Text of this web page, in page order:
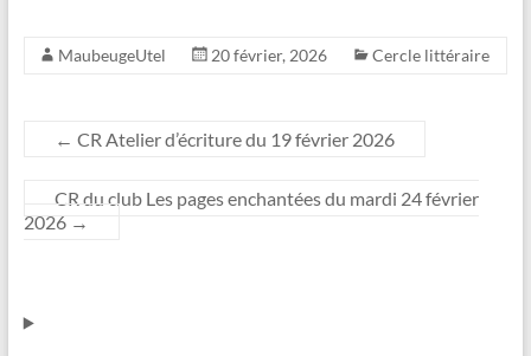
MaubeugeUtel 20 février, 2026 Cercle littéraire
← CR Atelier d’écriture du 19 février 2026
CR du club Les pages enchantées du mardi 24 février
2026 →